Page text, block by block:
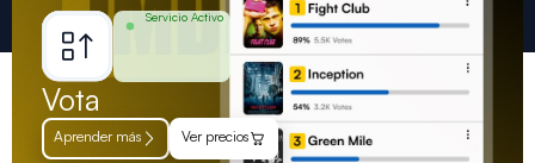
Servicio Activo
Vota
Aprender más Ver precios